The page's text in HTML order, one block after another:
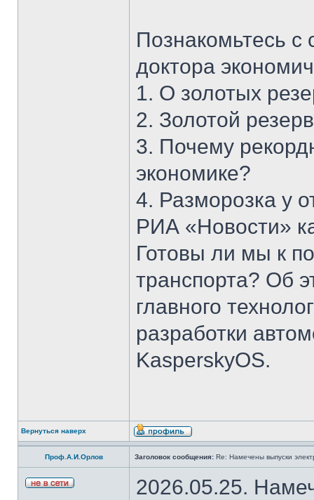
Познакомьтесь с
доктора
1. О золотых
2. Золотой
3. Почему
экономике?
4. Разморозка у
РИА «Новости»
Готовы ли мы к
транспорта? Об
главного
разработки
KasperskyOS.
Вернуться наверх
Проф.А.И.Орлов Заголовок сообщения: Re: Намечены выпуски
2026.05.25.